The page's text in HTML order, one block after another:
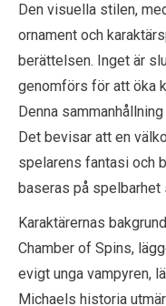
Den visuella stilen,
ornament och
berättelsen. Inget är
genomförs för att öka
Denna
Det bevisar att en
spelarens fantasi och
baseras på spelbarhet
Karaktärernas
Chamber of Spins,
evigt unga vampyren,
Michaels historia